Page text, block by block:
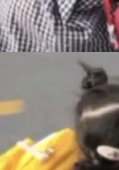
发了封邮
配合调查前苹
干扰。一句话让
！ 温馨提示：
将 HUAWEI M
6.1.0.135S
路径：设置 > 搜
来新一代音视频
还有一个特殊之
。 这个名字，
）。 对于
名字并不陌
骅离世十周
大版本的名
是中国传媒大学
期从事视频、音
掉 1215
部报告显示，AI
融时报》报道
者信息与商品
数据处理任
账单，实际支出
外的是，该项目
消耗持续运行长
才察觉异常。这
的采访里
AI 竞赛，而
计在今年底或
的水平。 Dela
协作。中国的
态里加速迭代，
的扩展系
很多软件工程师
的程序？答案几
人写的程序写程